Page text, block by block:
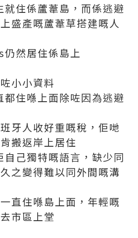
住係蘆葦島，而係逃避
盛產嘅蘆葦草搭建嘅人
然居住係島上
小小資料
住喺上面除咗因為逃避
牙人收好重嘅稅，佢哋
搬返岸上居住
己獨特嘅語言，缺少同
之變得難以同外間嘅溝
直住喺島上面，年輕嘅
市區上堂